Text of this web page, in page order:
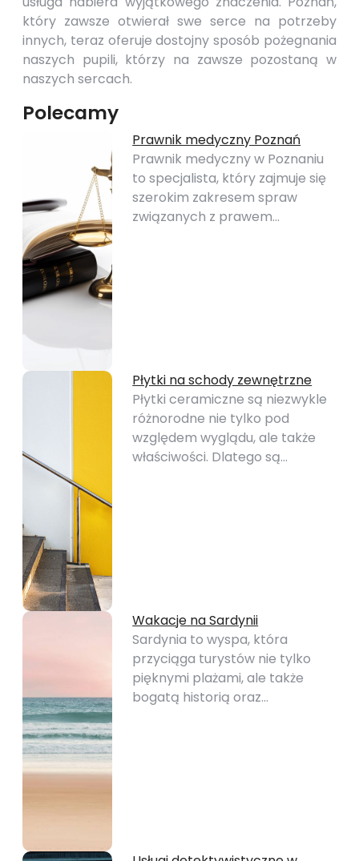
który zawsze otwierał swe serce na potrzeby
innych, teraz oferuje dostojny sposób pożegnania
naszych pupili, którzy na zawsze pozostaną w
naszych sercach.
Polecamy
Prawnik medyczny Poznań
Prawnik medyczny w Poznaniu
to specjalista, który zajmuje się
szerokim zakresem spraw
związanych z prawem…
Płytki na schody zewnętrzne
Płytki ceramiczne są niezwykle
różnorodne nie tylko pod
względem wyglądu, ale także
właściwości. Dlatego są…
Wakacje na Sardynii
Sardynia to wyspa, która
przyciąga turystów nie tylko
pięknymi plażami, ale także
bogatą historią oraz…